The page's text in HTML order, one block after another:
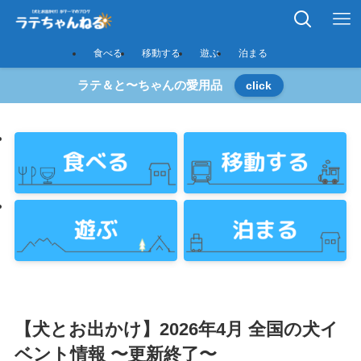
食べる 移動する 遊ぶ 泊まる
ラテ＆と〜ちゃんの愛用品 click
【犬とお出かけ】2026年4月 全国の犬イ
ベント情報 〜更新終了〜